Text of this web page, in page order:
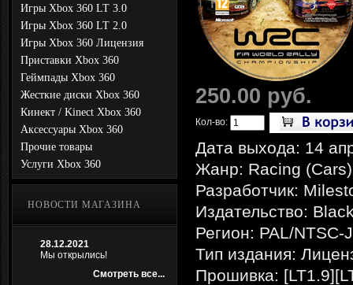
Игры Xbox 360 LT 3.0
Игры Xbox 360 LT 2.0
Игры Xbox 360 Лицензия
Приставки Xbox 360
Геймпады Xbox 360
Жесткие диски Xbox 360
Кинект / Kinect Xbox 360
Аксессуары Xbox 360
Прочие товары
Услуги Xbox 360
НОВОСТИ МАГАЗИНА
28.12.2021
Мы открылись!
Смотреть все...
250.00 руб.
Кол-во:
Дата выхода: 14
Жанр: Racing
Разработчик:
Издательство:
Регион: PAL/NTSC-J
Тип издания:
Прошивка: